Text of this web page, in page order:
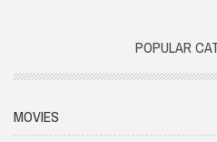
POPULAR
MOVIES